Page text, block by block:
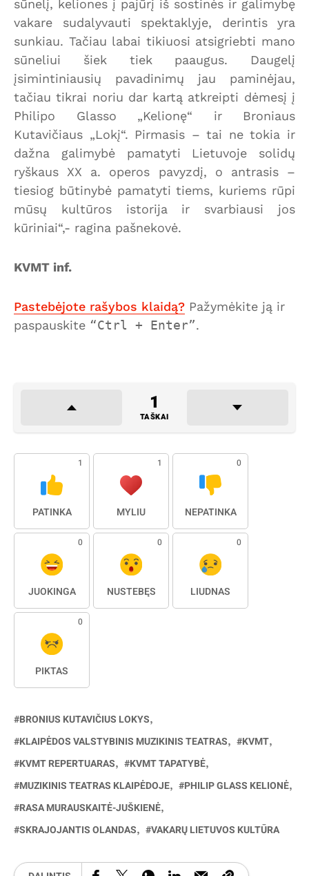
sūnelį, keliones į pajūrį iš sostinės ir galimybę
vakare sudalyvauti spektaklyje, derintis yra
sunkiau. Tačiau labai tikiuosi atsigriebti mano
sūneliui šiek tiek paaugus. Daugelį
įsimintiniausių pavadinimų jau paminėjau,
tačiau tikrai noriu dar kartą atkreipti dėmesį į
Philipo Glasso „Kelionę“ ir Broniaus
Kutavičiaus „Lokį“. Pirmasis – tai ne tokia ir
dažna galimybė pamatyti Lietuvoje solidų
ryškaus XX a. operos pavyzdį, o antrasis –
tiesiog būtinybė pamatyti tiems, kuriems rūpi
mūsų kultūros istorija ir svarbiausi jos
kūriniai“,- ragina pašnekovė.
KVMT inf.
Pastebėjote rašybos klaidą? Pažymėkite ją ir
paspauskite
Ctrl + Enter .
1
TAŠKAI
1
PATINKA
1
MYLIU
0
NEPATINKA
0
JUOKINGA
0
NUSTEBĘS
0
LIŪDNAS
0
PIKTAS
BRONIUS KUTAVIČIUS LOKYS
KLAIPĖDOS VALSTYBINIS MUZIKINIS TEATRAS
KVMT
KVMT REPERTUARAS
KVMT TAPATYBĖ
MUZIKINIS TEATRAS KLAIPĖDOJE
PHILIP GLASS KELIONĖ
RASA MURAUSKAITĖ-JUŠKIENĖ
SKRAJOJANTIS OLANDAS
VAKARŲ LIETUVOS KULTŪRA